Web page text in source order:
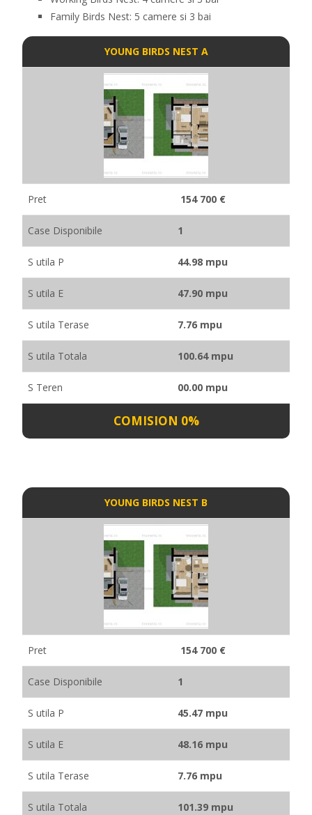
Family Birds Nest: 5 camere si 3 bai
YOUNG BIRDS NEST A
Pret 154 700 €
Case Disponibile 1
S utila P 44.98 mpu
S utila E 47.90 mpu
S utila Terase 7.76 mpu
S utila Totala 100.64 mpu
S Teren 00.00 mpu
COMISION 0%
YOUNG BIRDS NEST B
Pret 154 700 €
Case Disponibile 1
S utila P 45.47 mpu
S utila E 48.16 mpu
S utila Terase 7.76 mpu
S utila Totala 101.39 mpu